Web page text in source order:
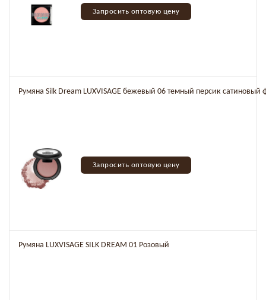
Запросить оптовую цену
Румяна Silk Dream LUXVISAGE бежевый 06 темный персик
Запросить оптовую цену
Румяна LUXVISAGE SILK DREAM 01 Розовый